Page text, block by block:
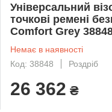
Універсальний
точкові ремені
Comfort Grey
Немає в наявності
Код: 38848
Роздріб
26 362 ₴